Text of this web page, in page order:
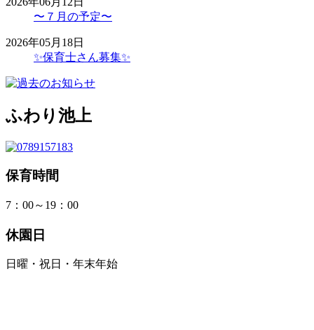
〜７月の予定〜
2026年05月18日
✨保育士さん募集✨
ふわり池上
保育時間
7：00～19：00
休園日
日曜・祝日・年末年始